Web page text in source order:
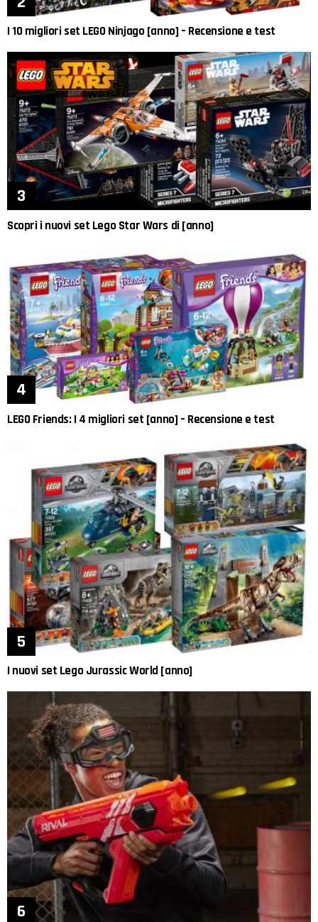
I 10 migliori set LEGO Ninjago [anno] – Recensione e test
Scopri i nuovi set Lego Star Wars di [anno]
LEGO Friends: I 4 migliori set [anno] – Recensione e test
I nuovi set Lego Jurassic World [anno]